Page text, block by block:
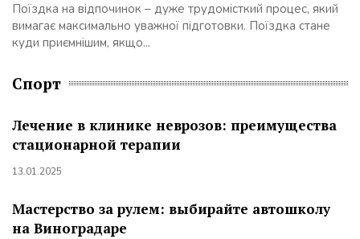
Поїздка на відпочинок – дуже трудомісткий процес, який
вимагає максимально уважної підготовки. Поїздка стане
куди приємнішим, якщо...
Спорт
Лечение в клинике неврозов: преимущества
стационарной терапии
13.01.2025
Мастерство за рулем: выбирайте автошколу
на Виноградаре